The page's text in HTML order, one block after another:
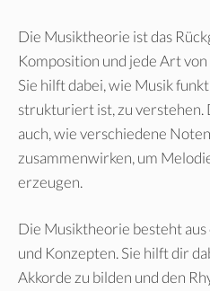
Die Musiktheorie ist das
Komposition und jede Art
Sie hilft dabei, wie Musik
strukturiert ist, zu verstehen.
auch, wie verschiedene
zusammenwirken, um
erzeugen.
Die Musiktheorie besteht
und Konzepten. Sie hilft dir
Akkorde zu bilden und den